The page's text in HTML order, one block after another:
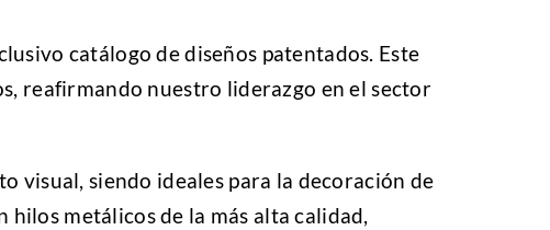
catálogo de diseños patentados. Este
reafirmando nuestro liderazgo en el sector
visual, siendo ideales para la decoración de
hilos metálicos de la más alta calidad,